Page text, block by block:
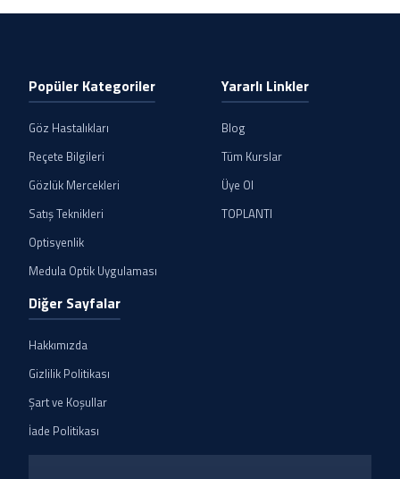
Popüler Kategoriler
Göz Hastalıkları
Reçete Bilgileri
Gözlük Mercekleri
Satış Teknikleri
Optisyenlik
Medula Optik Uygulaması
Yararlı Linkler
Blog
Tüm Kurslar
Üye Ol
TOPLANTI
Diğer Sayfalar
Hakkımızda
Gizlilik Politikası
Şart ve Koşullar
İade Politikası